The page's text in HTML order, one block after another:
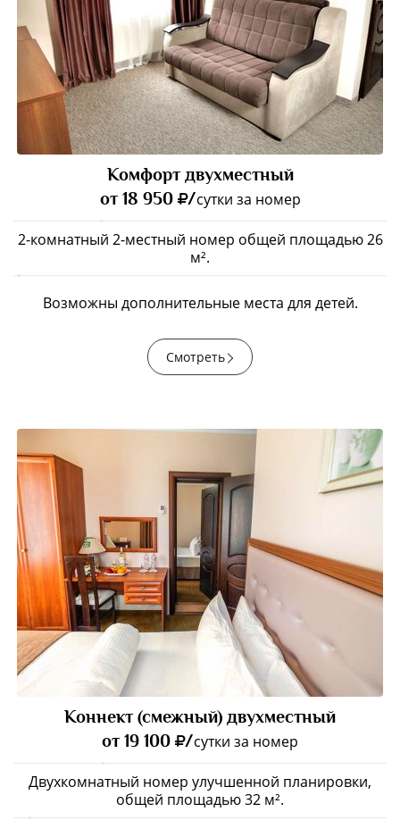
Комфорт двухместный
от 18 950
/сутки за номер
2-комнатный 2-местный номер общей площадью 26
м².
Возможны дополнительные места для детей.
Смотреть
Коннект (смежный) двухместный
от 19 100
/сутки за номер
Двухкомнатный номер улучшенной планировки,
общей площадью 32 м².